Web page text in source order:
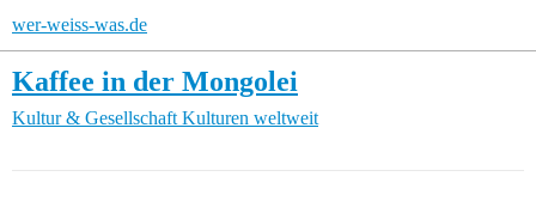
wer-weiss-was.de
Kaffee in der Mongolei
Kultur & Gesellschaft Kulturen weltweit